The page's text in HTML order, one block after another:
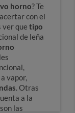
horno? Te
con el
ver quetipo
de leña
vapor,
. Otras
a la
son las